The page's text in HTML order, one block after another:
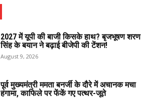
2027 में यूपी की बाजी किसके हाथ? बृजभूषण शरण
सिंह के बयान ने बढ़ाई बीजेपी की टेंशन!
August 9, 2026
पूर्व मुख्यमंत्री ममता बनर्जी के दौरे में अचानक मचा
हंगामा, काफिले पर फेंकें गए पत्थर-जूते